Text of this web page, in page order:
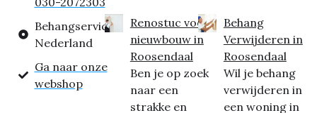
Behangservice
Nederland
Ga naar onze
webshop
Renostuc voor
nieuwbouw in
Roosendaal
Ben je op zoek
naar een
strakke en
Behang
Verwijderen in
Roosendaal
Wil je behang
verwijderen in
een woning in